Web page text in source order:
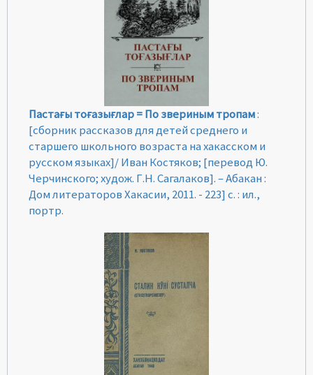
Пастағы тоғазығлар = По звериным тропам:
[сборник рассказов для детей среднего и
старшего школьного возраста на хакасском и
русском языках]/ Иван Костяков; [перевод Ю.
Черчинского; худож. Г.Н. Сагалаков]. – Абакан :
Дом литераторов Хакасии, 2011. - 223] с. : ил.,
портр.